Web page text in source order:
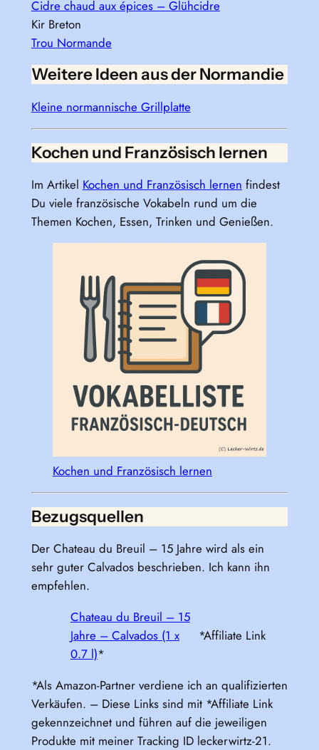
Cidre chaud aux épices – Glühcidre
Kir Breton
Trou Normande
Weitere Ideen aus der Normandie
Kleine normannische Grillplatte
Kochen und Französisch lernen
Im Artikel Kochen und Französisch lernen findest
Du viele französische Vokabeln rund um die
Themen Kochen, Essen, Trinken und Genießen.
Kochen und Französisch lernen
Bezugsquellen
Der Chateau du Breuil – 15 Jahre wird als ein
sehr guter Calvados beschrieben. Ich kann ihn
empfehlen.
Chateau du Breuil – 15
Jahre – Calvados (1 x
0.7 l)*
*Affiliate Link
*Als Amazon-Partner verdiene ich an qualifizierten
Verkäufen. – Diese Links sind mit *Affiliate Link
gekennzeichnet und führen auf die jeweiligen
Produkte mit meiner Tracking ID leckerwirtz-21.